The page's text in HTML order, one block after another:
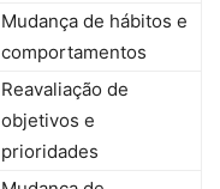
Mudança de hábitos e
comportamentos
Reavaliação de
objetivos e
prioridades